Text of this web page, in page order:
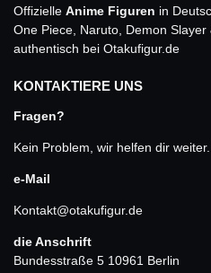
Offizielle Anime Figuren in
One Piece, Naruto, Demon
authentisch bei Otakufigur.de
KONTAKTIERE UNS
Fragen?
Kein Problem, wir helfen dir
e-Mail
Kontakt@otakufigur.de
die Anschrift
Bundesstraße 5 10961 Berlin